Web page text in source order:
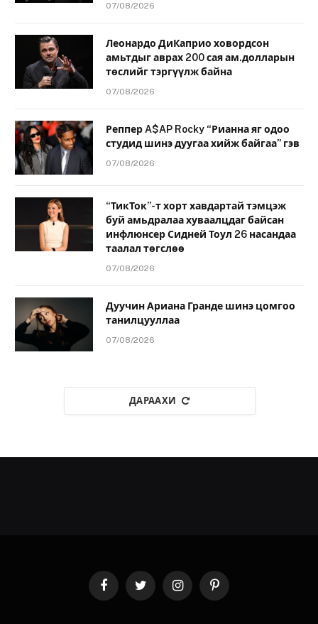
07/08/2026
Леонардо ДиКаприо ховордсон
амьтдыг аврах 200 сая ам.долларын
төслийг тэргүүлж байна
07/08/2026
Реппер A$AP Rocky “Рианна яг одоо
студид шинэ дуугаа хийж байгаа” гэв
07/08/2026
“ТикТок”-т хорт хавдартай тэмцэж
буй амьдралаа хуваалцдаг байсан
инфлюнсер Сидней Тоул 26 насандаа
таалал төгслөө
07/08/2026
Дуучин Ариана Гранде шинэ цомгоо
танилцууллаа
07/08/2026
ДАРААХИ
FacebookTwitter InstagramPinterest